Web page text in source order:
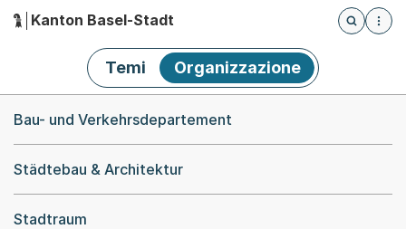
Hauptnavigation
Kanton Basel-Stadt
Öffnet
Temi Organizzazione
Bau- und Verkehrsdepartement
Städtebau & Architektur
Stadtraum